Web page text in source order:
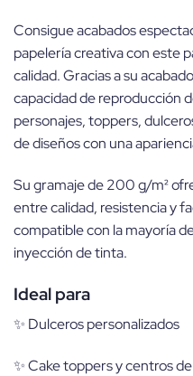
Consigue acabados
papelería creativa con este
calidad. Gracias a su
capacidad de reproducción
personajes, toppers,
de diseños con una
Su gramaje de 200 g/m²
entre calidad, resistencia y
compatible con la mayoría
inyección de tinta.
Ideal para
✨ Dulceros personalizados
✨ Cake toppers y centros